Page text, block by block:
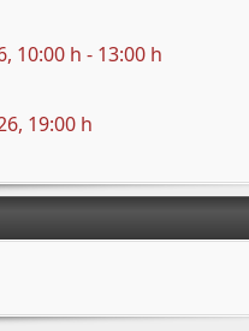
, 10:00 h - 13:00 h
, 19:00 h